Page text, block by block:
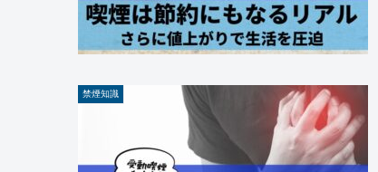
禁煙知識